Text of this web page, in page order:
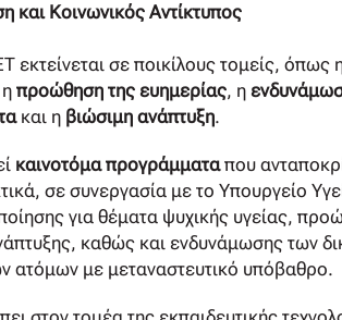
και Κοινωνικός Αντίκτυπος
εκτείνεται σε ποικίλους τομείς, όπως
προώθηση της ευημερίας, η
και η βιώσιμη ανάπτυξη.
καινοτόμα προγράμματαπου
σε συνεργασία με το Υπουργείο
για θέματα ψυχικής υγείας,
καθώς και ενδυνάμωσης των
ατόμων με μεταναστευτικό υπόβαθρο.